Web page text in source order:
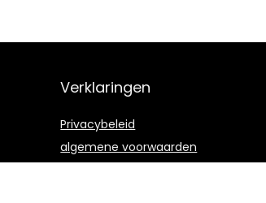
Verklaringen
Privacybeleid
algemene voorwaarden